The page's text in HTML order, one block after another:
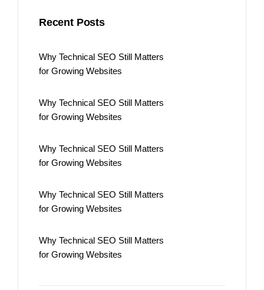
Recent Posts
Why Technical SEO Still Matters
for Growing Websites
Why Technical SEO Still Matters
for Growing Websites
Why Technical SEO Still Matters
for Growing Websites
Why Technical SEO Still Matters
for Growing Websites
Why Technical SEO Still Matters
for Growing Websites